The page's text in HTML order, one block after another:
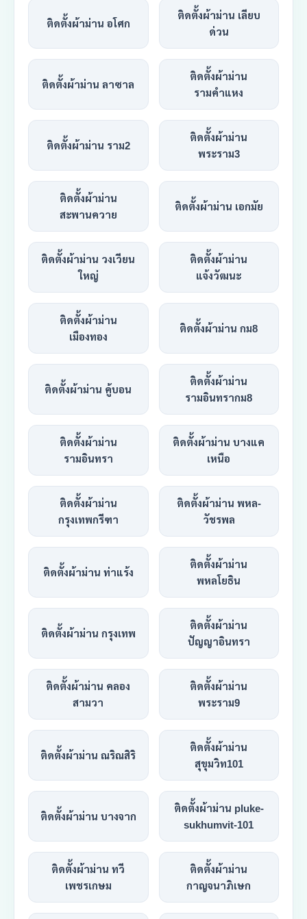
ติดตั้งผ้าม่าน อโศก
ติดตั้งผ้าม่าน เลียบ
ด่วน
ติดตั้งผ้าม่าน ลาซาล
ติดตั้งผ้าม่าน
รามคำแหง
ติดตั้งผ้าม่าน ราม2
ติดตั้งผ้าม่าน
พระราม3
ติดตั้งผ้าม่าน
สะพานควาย
ติดตั้งผ้าม่าน เอกมัย
ติดตั้งผ้าม่าน วงเวียน
ใหญ่
ติดตั้งผ้าม่าน
แจ้งวัฒนะ
ติดตั้งผ้าม่าน
เมืองทอง
ติดตั้งผ้าม่าน กม8
ติดตั้งผ้าม่าน คู้บอน
ติดตั้งผ้าม่าน
รามอินทรากม8
ติดตั้งผ้าม่าน
รามอินทรา
ติดตั้งผ้าม่าน บางแค
เหนือ
ติดตั้งผ้าม่าน
กรุงเทพกรีฑา
ติดตั้งผ้าม่าน พหล-
วัชรพล
ติดตั้งผ้าม่าน ท่าแร้ง
ติดตั้งผ้าม่าน
พหลโยธิน
ติดตั้งผ้าม่าน กรุงเทพ
ติดตั้งผ้าม่าน
ปัญญาอินทรา
ติดตั้งผ้าม่าน คลอง
สามวา
ติดตั้งผ้าม่าน
พระราม9
ติดตั้งผ้าม่าน ณริณสิริ
ติดตั้งผ้าม่าน
สุขุมวิท101
ติดตั้งผ้าม่าน บางจาก
ติดตั้งผ้าม่าน pluke-
sukhumvit-101
ติดตั้งผ้าม่าน ทวี
เพชรเกษม
ติดตั้งผ้าม่าน
กาญจนาภิเษก